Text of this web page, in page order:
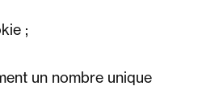
;
un nombre unique